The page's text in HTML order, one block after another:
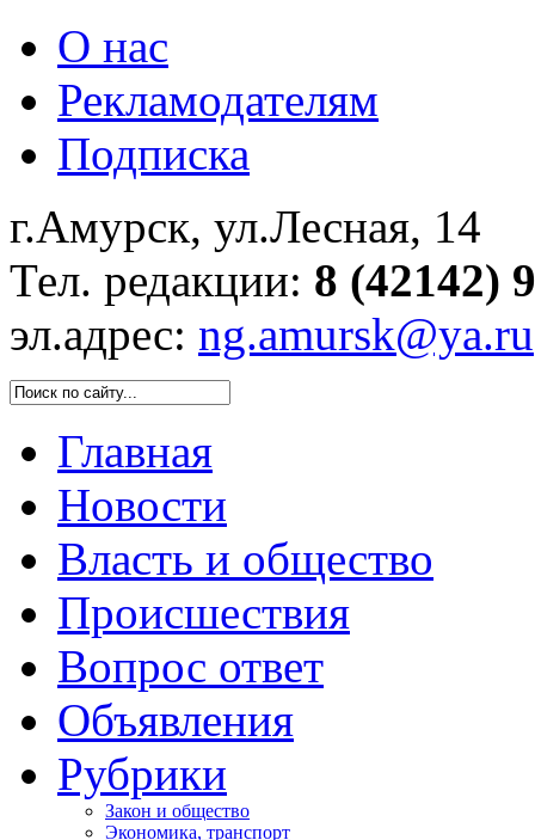
О нас
Рекламодателям
Подписка
г.Амурск, ул.Лесная, 14
Тел. редакции: 8 (42142)
эл.адрес: ng.amursk@ya.ru
Главная
Новости
Власть и общество
Происшествия
Вопрос ответ
Объявления
Рубрики
Закон и общество
Экономика, транспорт